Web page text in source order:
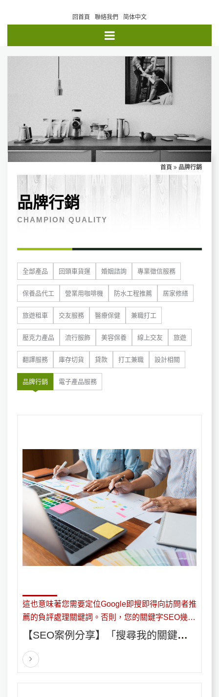
回首頁 聯絡我們 简体中文
首頁 品牌行銷
品牌行銷
CHAMPION QUALITY
全部產品 回頭車貨運 婚姻諮詢 專業徵信服務
保養品代工 營業用咖啡機 防水工程推薦 居家修繕
旅遊租車 交友服務 醫療保健 兼職打工
壓克力產品 流行服飾 美容保養 線上交友 旅遊
翻譯服務 庫存切貨 貸款 打工兼職 設計相關
品牌行銷 電子產品服務
這也意味著您需要定位Google即搜即得向訪問者推
薦的負評處理關鍵詞。否則，您的關鍵字SEO幾乎
沒有意義。現在必須將關鍵字SEO集中在建議的關
時，您還可以優化產品/服務。另一個優勢是在您的
公司博客方面。關鍵字的標題或措辭有助於鞏固您
【SEO案例分享】「搜尋我的關鍵
字，跑出來都是負評，該怎麼處理?」